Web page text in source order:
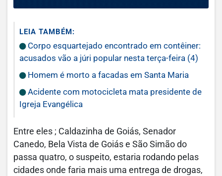
LEIA TAMBÉM:
Corpo esquartejado encontrado em contêiner:
acusados vão a júri popular nesta terça-feira (4)
Homem é morto a facadas em Santa Maria
Acidente com motocicleta mata presidente de
Igreja Evangélica
Entre eles ; Caldazinha de Goiás, Senador
Canedo, Bela Vista de Goiás e São Simão do
passa quatro, o suspeito, estaria rodando pelas
cidades onde faria mais uma entrega de drogas,